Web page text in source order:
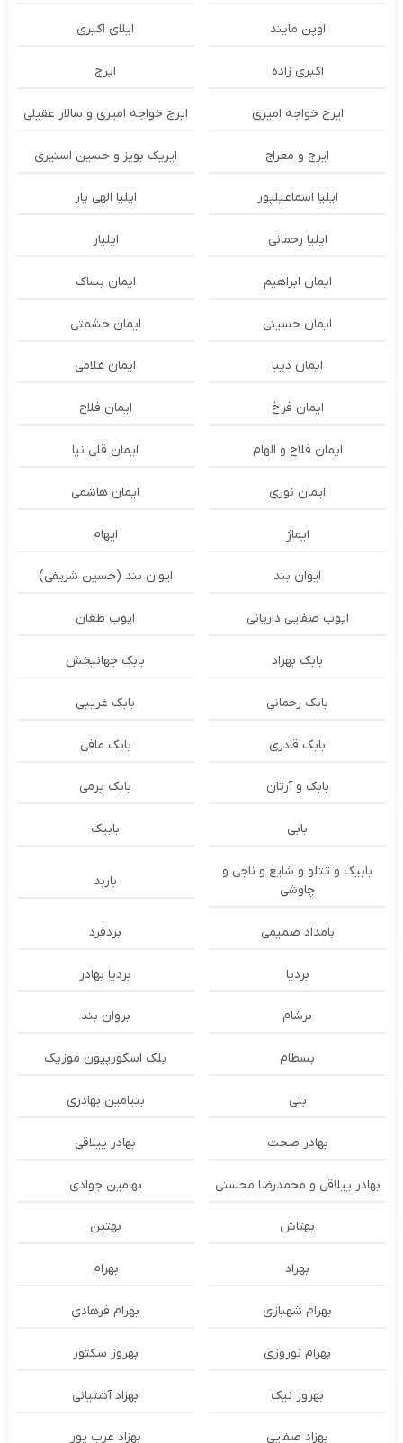
اوپن مایند ايلاى اكبرى
اکبری زاده ایرج
ایرج خواجه امیری ایرج خواجه امیری و سالار عقیلی
ایرج و معراج ایریک بویز و حسین استیری
ایلیا اسماعیلپور ایلیا الهی یار
ایلیا رحمانی ایلیار
ایمان ابراهیم ایمان بساک
ایمان حسینی ایمان حشمتی
ایمان دیبا ایمان غلامی
ایمان فرخ ایمان فلاح
ایمان فلاح و الهام ایمان قلی نیا
ایمان نوری ایمان هاشمی
ایماژ ایهام
ایوان بند ایوان بند (حسین شریفی)
ایوب صفایی داریانی ایوب طغان
بابک بهراد بابک جهانبخش
بابک رحمانی بابک غریبی
بابک قادری بابک مافی
بابک و آرتان بابک پرمی
بابی بابیک
بابیک و تتلو و شایع و ناجی و
چاوشی
باربد
بامداد صمیمی بردفرد
بردیا بردیا بهادر
برشام بروان بند
بسطام بلک اسکورپیون موزیک
بنی بنیامین بهادری
بهادر صحت بهادر ییلاقی
بهادر ییلاقی و محمدرضا محسنی بهامین جوادی
بهتاش بهتین
بهراد بهرام
بهرام شهبازی بهرام فرهادی
بهرام نوروزی بهروز سکتور
بهروز نیک بهزاد آشتیانی
بهزاد صفایی بهزاد عرب پور